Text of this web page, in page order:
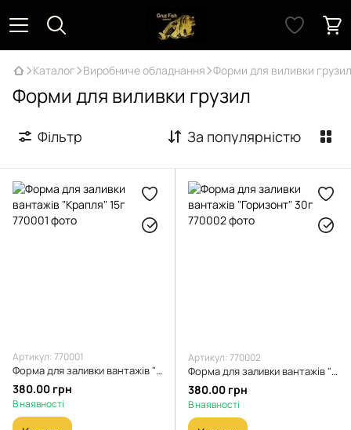
Каталог Виробниче обладнання Форми для виливки грузил
Форми для виливки грузил
Фільтр За популярністю
Артикул: 770001
Форма для заливки вантажів "Крапля" 15г
380.00 грн
В наявності
Артикул: 770002
Форма для заливки вантажів "Горизонт" 30г
380.00 грн
В наявності